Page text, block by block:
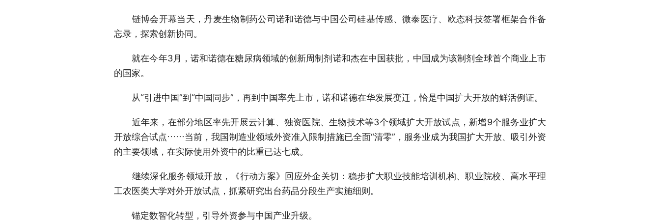
链博会开幕当天，丹麦生物制药公司诺和诺德与中国公司硅基传感、微泰医疗、欧态科技签署框架合作备
忘录，探索创新协同。
就在今年3月，诺和诺德在糖尿病领域的创新周制剂诺和杰在中国获批，中国成为该制剂全球首个商业上市
的国家。
从“引进中国”到“中国同步”，再到中国率先上市，诺和诺德在华发展变迁，恰是中国扩大开放的鲜活例证。
近年来，在部分地区率先开展云计算、独资医院、生物技术等3个领域扩大开放试点，新增9个服务业扩大
开放综合试点……当前，我国制造业领域外资准入限制措施已全面“清零”，服务业成为我国扩大开放、吸引外资
的主要领域，在实际使用外资中的比重已达七成。
继续深化服务领域开放，《行动方案》回应外企关切：稳步扩大职业技能培训机构、职业院校、高水平理
工农医类大学对外开放试点，抓紧研究出台药品分段生产实施细则。
锚定数智化转型，引导外资参与中国产业升级。